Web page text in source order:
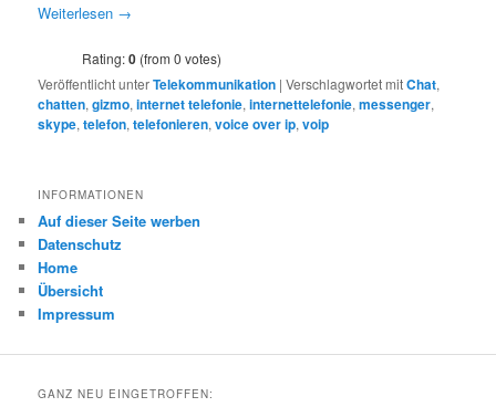
Weiterlesen →
Rating:0 (from 0 votes)
Veröffentlicht unterTelekommunikation |Verschlagwortet mitChat,
chatten,gizmo,internet telefonie,internettelefonie,messenger,
skype,telefon,telefonieren,voice over ip,voip
INFORMATIONEN
Auf dieser Seite werben
Datenschutz
Home
Übersicht
Impressum
GANZ NEU EINGETROFFEN: